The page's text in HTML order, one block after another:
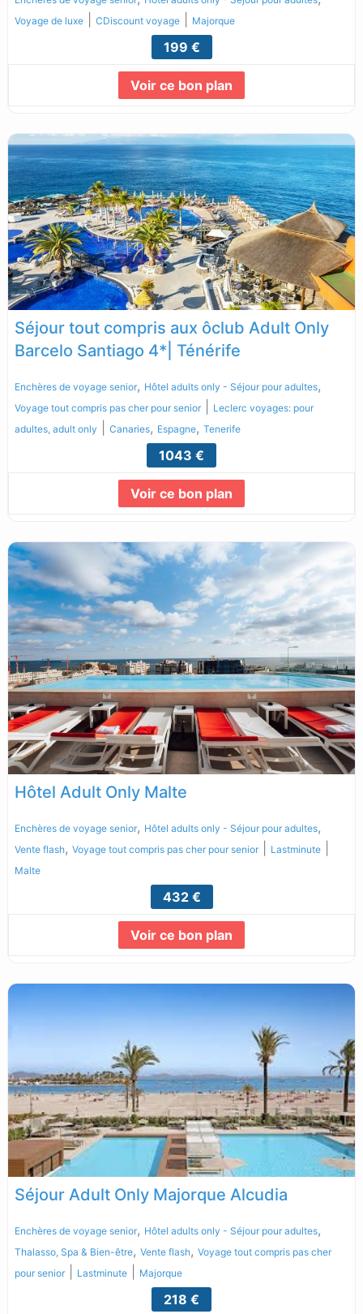
Voyage de luxe| CDiscount voyage| Majorque
199 €
Voir ce bon plan
Lire la suite...
Séjour tout compris aux ôclub Adult Only
Barcelo Santiago 4*| Ténérife
Enchères de voyage senior, Hôtel adults only - Séjour pour adultes,
Voyage tout compris pas cher pour senior|
Leclerc voyages: pour
adultes, adult only
Canaries, Espagne, Tenerife
1043 €
Voir ce bon plan
Lire la suite...
Hôtel Adult Only Malte
Enchères de voyage senior, Hôtel adults only - Séjour pour adultes,
Vente flash, Voyage tout compris pas cher pour senior| Lastminute|
Malte
432 €
Voir ce bon plan
Lire la suite...
Séjour Adult Only Majorque Alcudia
Enchères de voyage senior, Hôtel adults only - Séjour pour adultes,
Thalasso, Spa & Bien-être, Vente flash, Voyage tout compris pas cher
pour senior| Lastminute| Majorque
218 €